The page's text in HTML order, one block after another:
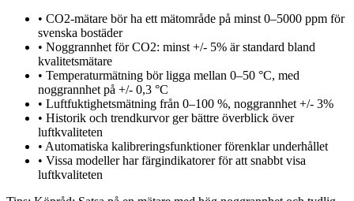
• CO2-mätare bör ha ett mätområde på minst 0–5000 ppm för
svenska bostäder
• Noggrannhet för CO2: minst +/- 5% är standard bland
kvalitetsmätare
• Temperaturmätning bör ligga mellan 0–50 °C, med
noggrannhet på +/- 0,3 °C
• Luftfuktighetsmätning från 0–100 %, noggrannhet +/- 3%
• Historik och trendkurvor ger bättre överblick över
luftkvaliteten
• Automatiska kalibreringsfunktioner förenklar underhållet
• Vissa modeller har färgindikatorer för att snabbt visa
luftkvaliteten